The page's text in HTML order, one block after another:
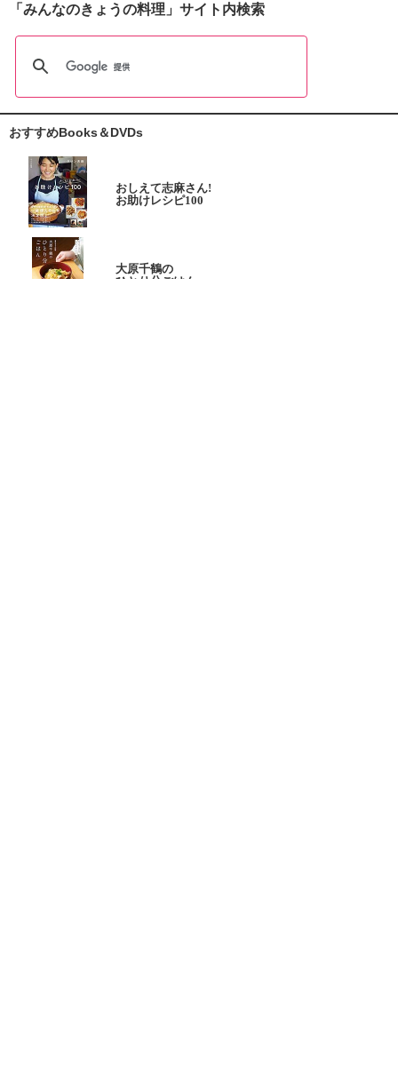
「みんなのきょうの料理」サイト内検索
おすすめBooks＆DVDs
おしえて志麻さん!
お助けレシピ100
大原千鶴の
ひとり分ごはん